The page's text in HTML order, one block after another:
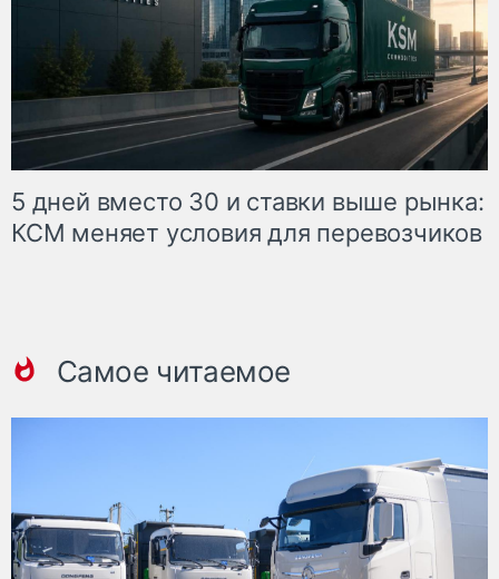
5 дней вместо 30 и ставки выше рынка:
КСМ меняет условия для перевозчиков
Самое читаемое